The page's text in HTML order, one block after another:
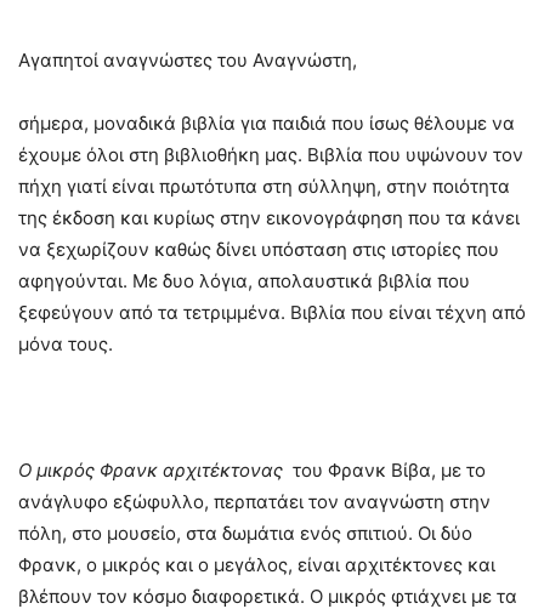
Αγαπητοί αναγνώστες του Αναγνώστη,
σήμερα, μοναδικά βιβλία για παιδιά που ίσως θέλουμε να
έχουμε όλοι στη βιβλιοθήκη μας. Βιβλία που υψώνουν τον
πήχη γιατί είναι πρωτότυπα στη σύλληψη, στην ποιότητα
της έκδοση και κυρίως στην εικονογράφηση που τα κάνει
να ξεχωρίζουν καθώς δίνει υπόσταση στις ιστορίες που
αφηγούνται. Με δυο λόγια, απολαυστικά βιβλία που
ξεφεύγουν από τα τετριμμένα. Βιβλία που είναι τέχνη από
μόνα τους.
Ο μικρός Φρανκ αρχιτέκτονας του Φρανκ Βίβα, με το
ανάγλυφο εξώφυλλο, περπατάει τον αναγνώστη στην
πόλη, στο μουσείο, στα δωμάτια ενός σπιτιού. Οι δύο
Φρανκ, ο μικρός και ο μεγάλος, είναι αρχιτέκτονες και
βλέπουν τον κόσμο διαφορετικά. Ο μικρός φτιάχνει με τα